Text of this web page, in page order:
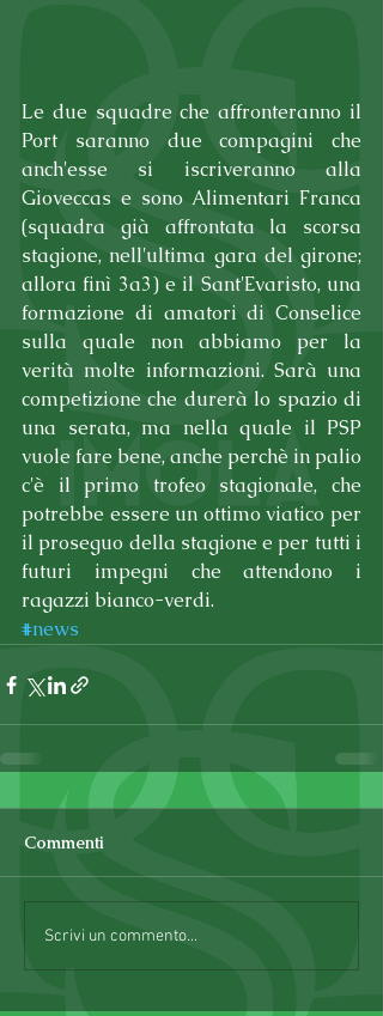
Le due squadre che affronteranno il
Port saranno due compagini che
anch'esse si iscriveranno alla
Gioveccas e sono Alimentari Franca
(squadra già affrontata la scorsa
stagione, nell'ultima gara del girone;
allora finì 3a3) e il Sant'Evaristo, una
formazione di amatori di Conselice
sulla quale non abbiamo per la
verità molte informazioni. Sarà una
competizione che durerà lo spazio di
una serata, ma nella quale il PSP
vuole fare bene, anche perchè in palio
c'è il primo trofeo stagionale, che
potrebbe essere un ottimo viatico per
il proseguo della stagione e per tutti i
futuri impegni che attendono i
ragazzi bianco-verdi.
#news
Commenti
Scrivi un commento...